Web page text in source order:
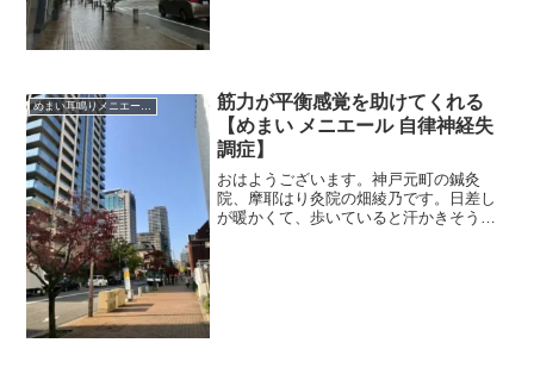
筋力が平衡感覚を助けてくれる
【めまい メニエール 自律神経失
調症】
おはようございます。神戸元町の鍼灸
院、摩耶はり灸院の畑綾乃です。日差し
が暖かくて、歩いていると汗かきそうで